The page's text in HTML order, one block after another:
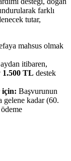
farklı
tutar,
mahsus olmak
itibaren,
1.500 TL destek
için: Başvurunun
gelene kadar (60.
ödeme